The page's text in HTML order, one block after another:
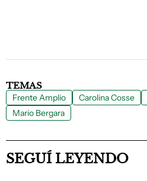
TEMAS
Frente Amplio Carolina Cosse
Mario Bergara
SEGUÍ LEYENDO